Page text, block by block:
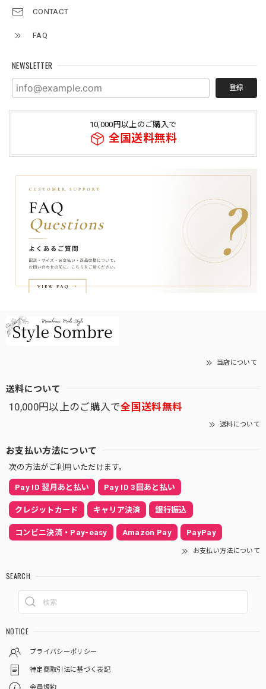
CONTACT
FAQ
NEWSLETTER
登録
10,000円以上のご購入で
全国送料無料
当店について
送料について
10,000円以上のご購入で全国送料無料
送料について
お支払い方法について
次の方法がご利用いただけます。
Pay ID 翌月あと払い Pay ID 3回あと払い
クレジットカード キャリア決済 銀行振込
コンビニ決済・Pay-easy Amazon Pay PayPay
お支払い方法について
SEARCH
NOTICE
プライバシーポリシー
特定商取引法に基づく表記